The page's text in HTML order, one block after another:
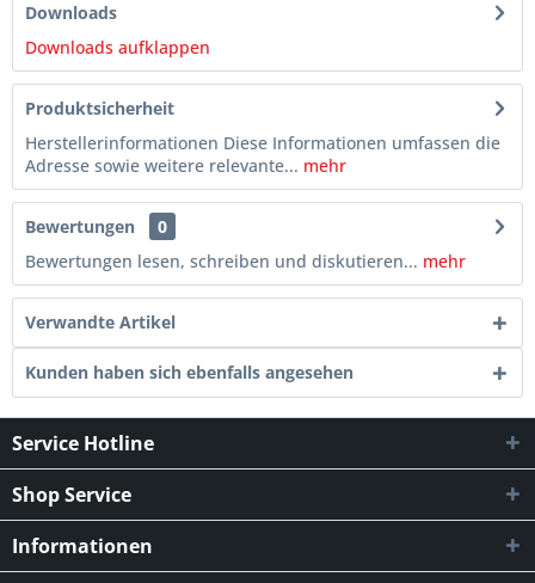
Downloads
Downloads aufklappen
Produktsicherheit
Herstellerinformationen Diese Informationen umfassen die
Adresse sowie weitere relevante... mehr
Bewertungen
0
Bewertungen lesen, schreiben und diskutieren... mehr
Verwandte Artikel
Kunden haben sich ebenfalls angesehen
Service Hotline
Shop Service
Informationen